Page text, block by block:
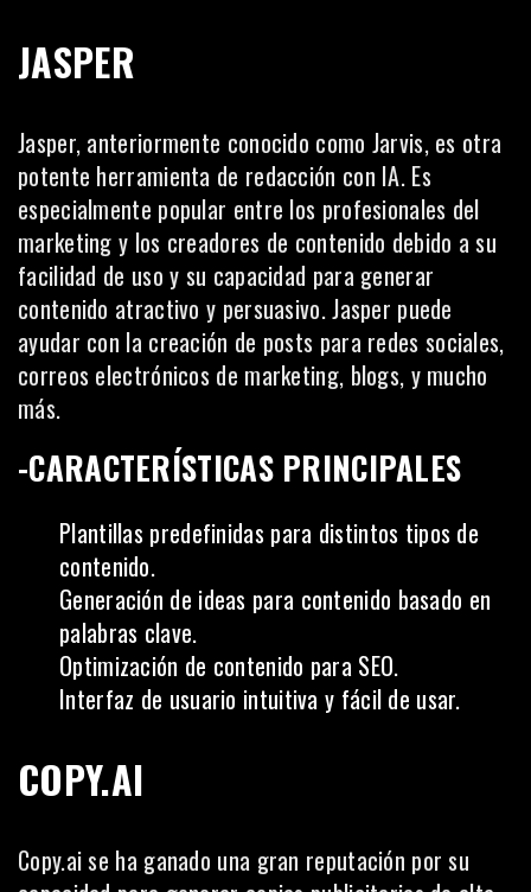
JASPER
Jasper, anteriormente conocido como Jarvis, es otra
potente herramienta de redacción con IA. Es
especialmente popular entre los profesionales del
marketing y los creadores de contenido debido a su
facilidad de uso y su capacidad para generar
contenido atractivo y persuasivo. Jasper puede
ayudar con la creación de posts para redes sociales,
correos electrónicos de marketing, blogs, y mucho
más.
-CARACTERÍSTICAS PRINCIPALES
Plantillas predefinidas para distintos tipos de
contenido.
Generación de ideas para contenido basado en
palabras clave.
Optimización de contenido para SEO.
Interfaz de usuario intuitiva y fácil de usar.
COPY.AI
Copy.ai se ha ganado una gran reputación por su